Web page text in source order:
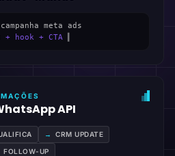
meta ads
hook + CTA
API
→ CRM UPDATE
FOLLOW-UP